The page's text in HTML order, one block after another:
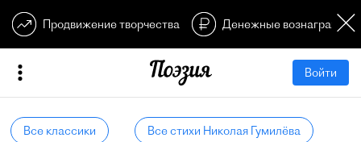
Продвижение творчества Денежные
Войти
Все классики Все стихи Николая Гумилёва